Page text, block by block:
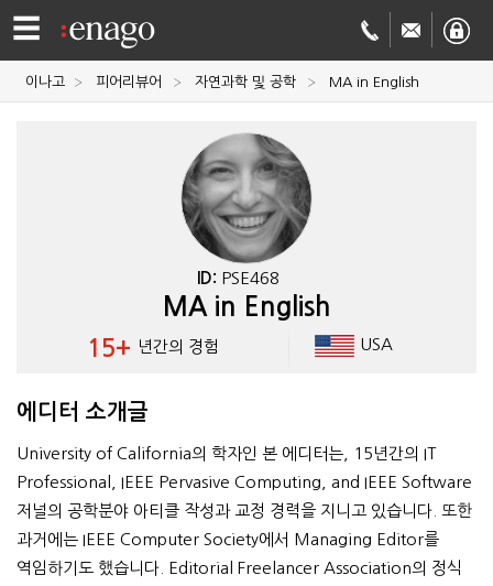
☰
영문
이나고 피어리뷰어 자연과학 및 공학 MA in English
ID: PSE468
MA in English
15+ 년간의 경험 USA
에디터 소개글
University of California의 학자인 본 에디터는, 15년간의 IT
Professional, IEEE Pervasive Computing, and IEEE Software
저널의 공학분야 아티클 작성과 교정 경력을 지니고 있습니다. 또한
과거에는 IEEE Computer Society에서 Managing Editor를
역임하기도 했습니다. Editorial Freelancer Association의 정식